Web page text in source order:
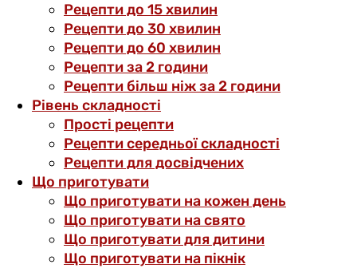
Рецепти до 15 хвилин
Рецепти до 30 хвилин
Рецепти до 60 хвилин
Рецепти за 2 години
Рецепти більш ніж за 2 години
Рівень складності
Прості рецепти
Рецепти середньої складності
Рецепти для досвідчених
Що приготувати
Що приготувати на кожен день
Що приготувати на свято
Що приготувати для дитини
Що приготувати на пікнік